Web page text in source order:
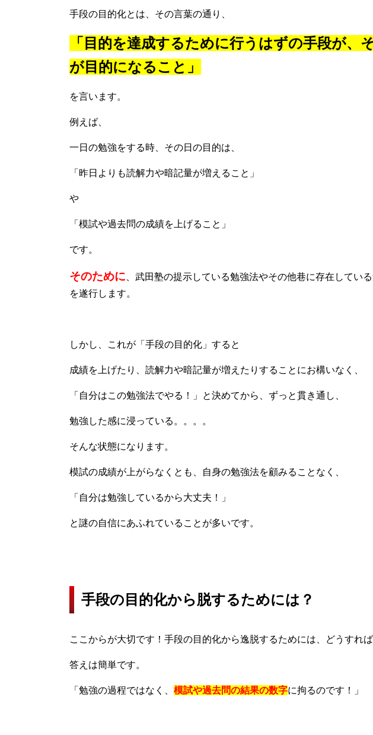
手段の目的化とは、その言葉の通り、
「目的を達成するために行うはずの手段が、
が目的になること」
を言います。
例えば、
一日の勉強をする時、その日の目的は、
「昨日よりも読解力や暗記量が増えること」
や
「模試や過去問の成績を上げること」
です。
そのために 、武田塾の提示している勉強法やその他巷に存在してい
を遂行します。
しかし、これが「手段の目的化」すると
成績を上げたり、読解力や暗記量が増えたりすることにお構いなく、
「自分はこの勉強法でやる！」と決めてから、ずっと貫き通し、
勉強した感に浸っている。。。。
そんな状態になります。
模試の成績が上がらなくとも、自身の勉強法を顧みることなく、
「自分は勉強しているから大丈夫！」
と謎の自信にあふれていることが多いです。
手段の目的化から脱するためには？
ここからが大切です！手段の目的化から逸脱するためには、どうすれ
答えは簡単です。
「勉強の過程ではなく、 模試や過去問の結果の数字に拘るのです！」